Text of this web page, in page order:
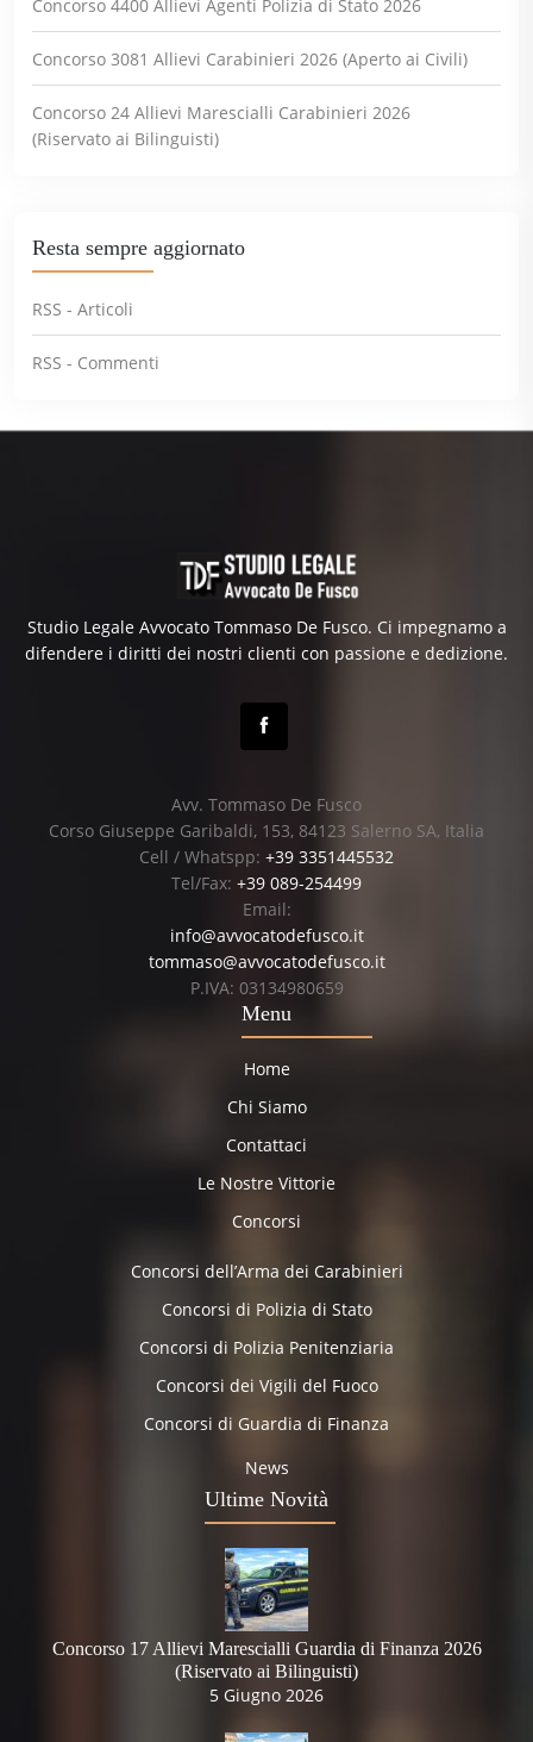
Concorso 4400 Allievi Agenti Polizia di Stato 2026
Concorso 3081 Allievi Carabinieri 2026 (Aperto ai Civili)
Concorso 24 Allievi Marescialli Carabinieri 2026
(Riservato ai Bilinguisti)
Resta sempre aggiornato
RSS - Articoli
RSS - Commenti
Studio Legale Avvocato Tommaso De Fusco. Ci impegnamo a
difendere i diritti dei nostri clienti con passione e dedizione.
Avv. Tommaso De Fusco
Corso Giuseppe Garibaldi, 153, 84123 Salerno SA, Italia
Cell / Whatspp: +39 3351445532
Tel/Fax: +39 089-254499
Email:
info@avvocatodefusco.it
tommaso@avvocatodefusco.it
P.IVA: 03134980659
Menu
Home
Chi Siamo
Contattaci
Le Nostre Vittorie
Concorsi
Concorsi dell’Arma dei Carabinieri
Concorsi di Polizia di Stato
Concorsi di Polizia Penitenziaria
Concorsi dei Vigili del Fuoco
Concorsi di Guardia di Finanza
News
Ultime Novità
Concorso 17 Allievi Marescialli Guardia di Finanza 2026
(Riservato ai Bilinguisti)
5 Giugno 2026